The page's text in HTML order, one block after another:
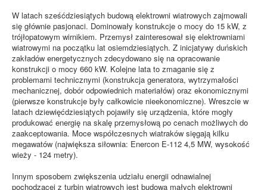
W latach sześćdziesiątych budową elektrowni wiatrowych zajmowali
się głównie pasjonaci. Dominowały konstrukcje o mocy do 15 kW, z
trójłopatowym wirnikiem. Przemysł zainteresował się elektrowniami
wiatrowymi na początku lat osiemdziesiątych. Z inicjatywy duńskich
zakładów energetycznych zdecydowano się na opracowanie
konstrukcji o mocy 660 kW. Kolejne lata to zmaganie się z
problemami technicznymi (konstrukcja generatora, wytrzymałości
mechanicznej, dobór odpowiednich materiałów) oraz ekonomicznymi
(pierwsze konstrukcje były całkowicie nieekonomiczne). Wreszcie w
latach dziewięćdziesiątych pojawiły się urządzenia, które mogły
produkować energię na skalę przemysłową po cenach możliwych do
zaakceptowania. Moce współczesnych wiatraków sięgają kilku
megawatów (największa siłownia: Enercon E-112 4,5 MW, wysokość
wieży - 124 metry).
Innym sposobem zwiększenia udziału energii odnawialnej
pochodzącej z turbin wiatrowych jest budowa małych elektrowni